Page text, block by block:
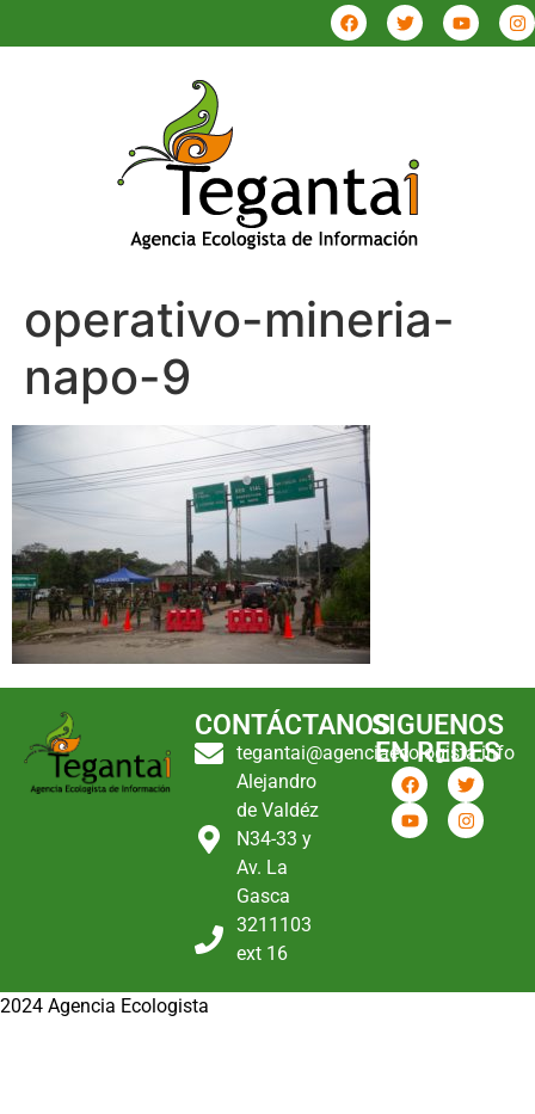
operativo-mineria-
napo-9
CONTÁCTANOS
tegantai@agenciaecologista.info
Alejandro
de Valdéz
N34-33 y
Av. La
Gasca
3211103
ext 16
SIGUENOS
EN REDES
2024 Agencia Ecologista